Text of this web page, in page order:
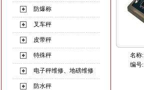
防爆称
叉车秤
皮带秤
特殊秤
电子秤维修、地磅维修
防水秤
名称:
编号: